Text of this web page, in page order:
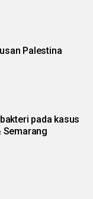
Palestina
pada kasus
Semarang